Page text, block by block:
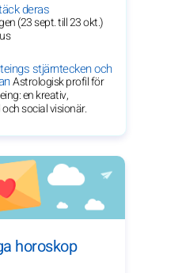
resa inom
deras
(23 sept. till 23 okt.)
stjärntecken och
Astrologisk profil för
en kreativ,
social visionär.
horoskop